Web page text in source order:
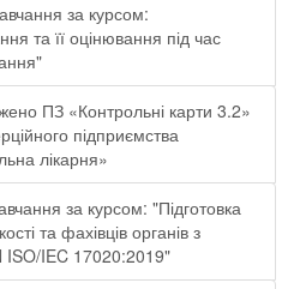
за курсом:
та її оцінювання під час
ПЗ «Контрольні карти 3.2»
підприємства
лікарня»
за курсом: "Підготовка
та фахівців органів з
ISO/IEC 17020:2019"